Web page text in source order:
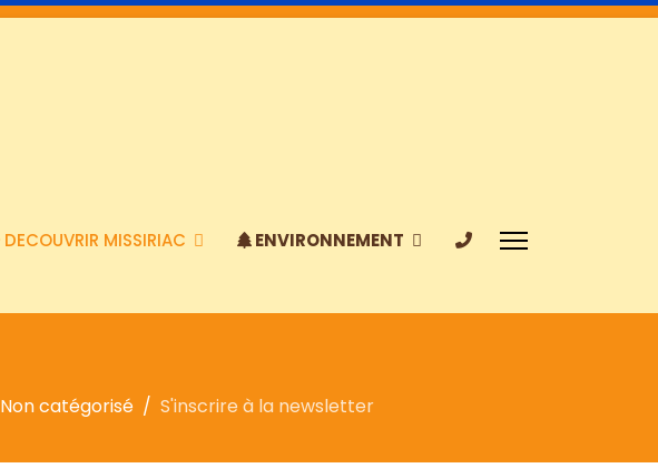
DECOUVRIR MISSIRIAC ENVIRONNEMENT
Non catégorisé S'inscrire à la newsletter